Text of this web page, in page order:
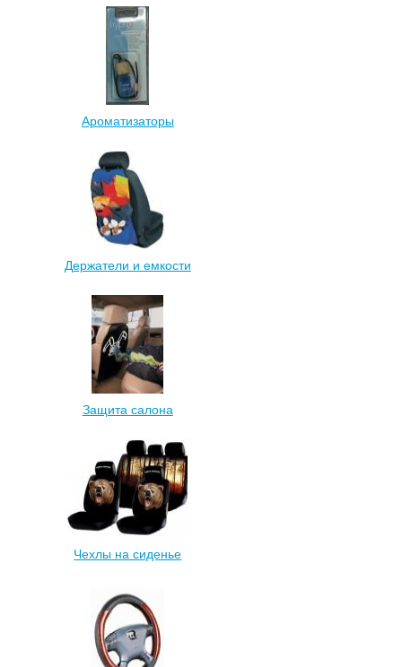
Ароматизаторы
Держатели и емкости
Защита салона
Чехлы на сиденье